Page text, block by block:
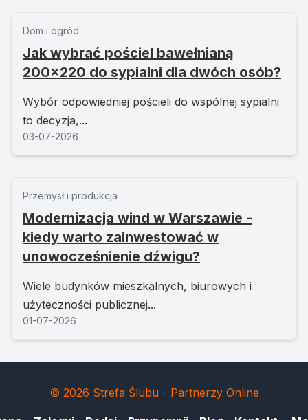
Dom i ogród
Jak wybrać pościel bawełnianą
200x220 do sypialni dla dwóch osób?
Wybór odpowiedniej pościeli do wspólnej sypialni
to decyzja,...
03-07-2026
Przemysł i produkcja
Modernizacja wind w Warszawie -
kiedy warto zainwestować w
unowocześnienie dźwigu?
Wiele budynków mieszkalnych, biurowych i
użyteczności publicznej...
01-07-2026
© 2026 Strefa Ślubu - Partnerzy Online